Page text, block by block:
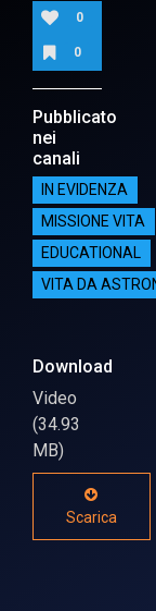
0
0
Pubblicato
nei
canali
IN EVIDENZA
MISSIONE VITA
EDUCATIONAL
VITA DA
Download
Video
(34.93
MB)
Scarica